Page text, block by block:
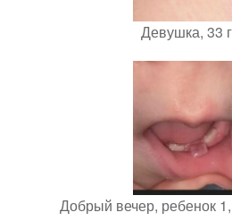
Девушка, 33
Добрый вечер, ребенок